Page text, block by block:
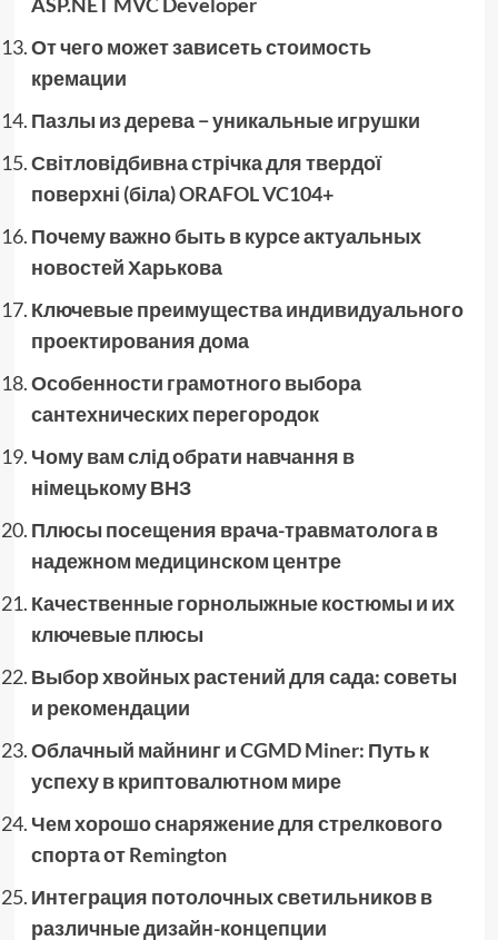
От чего может зависеть стоимость
кремации
Пазлы из дерева − уникальные игрушки
Світловідбивна стрічка для твердої
поверхні (біла) ORAFOL VC104+
Почему важно быть в курсе актуальных
новостей Харькова
Ключевые преимущества индивидуального
проектирования дома
Особенности грамотного выбора
сантехнических перегородок
Чому вам слід обрати навчання в
німецькому ВНЗ
Плюсы посещения врача-травматолога в
надежном медицинском центре
Качественные горнолыжные костюмы и их
ключевые плюсы
Выбор хвойных растений для сада: советы
и рекомендации
Облачный майнинг и CGMD Miner: Путь к
успеху в криптовалютном мире
Чем хорошо снаряжение для стрелкового
спорта от Remington
Интеграция потолочных светильников в
различные дизайн-концепции